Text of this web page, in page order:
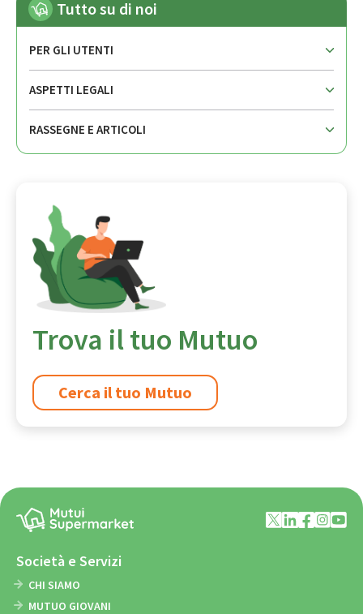
Tutto su di noi
PER GLI UTENTI
ASPETTI LEGALI
RASSEGNE E ARTICOLI
Trova il tuo Mutuo
Cerca il tuo Mutuo
Società e Servizi
CHI SIAMO
MUTUO GIOVANI